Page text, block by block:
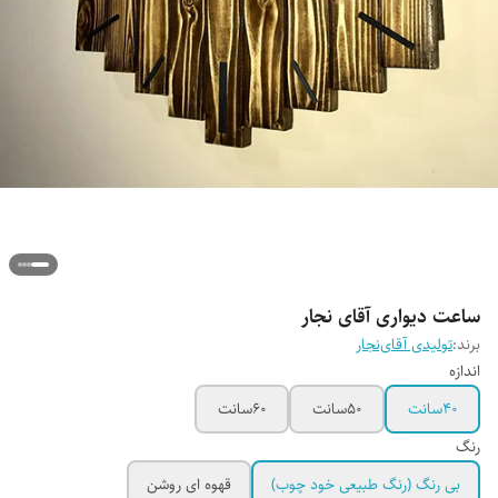
ساعت دیواری آقای نجار
برند:تولیدی آقای‌نجار
اندازه
۴۰سانت
۵۰سانت
۶۰سانت
رنگ
بی رنگ (رنگ طبیعی خود چوب)
قهوه ای روشن